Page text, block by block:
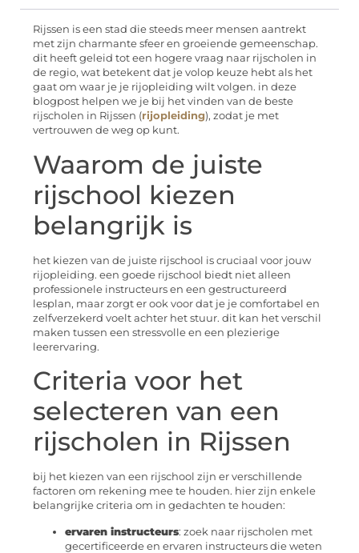
Rijssen is een stad die steeds meer mensen aantrekt
met zijn charmante sfeer en groeiende gemeenschap.
dit heeft geleid tot een hogere vraag naar rijscholen in
de regio, wat betekent dat je volop keuze hebt als het
gaat om waar je je rijopleiding wilt volgen. in deze
blogpost helpen we je bij het vinden van de beste
rijscholen in Rijssen (rijopleiding), zodat je met
vertrouwen de weg op kunt.
Waarom de juiste
rijschool kiezen
belangrijk is
het kiezen van de juiste rijschool is cruciaal voor jouw
rijopleiding. een goede rijschool biedt niet alleen
professionele instructeurs en een gestructureerd
lesplan, maar zorgt er ook voor dat je je comfortabel en
zelfverzekerd voelt achter het stuur. dit kan het verschil
maken tussen een stressvolle en een plezierige
leerervaring.
Criteria voor het
selecteren van een
rijscholen in Rijssen
bij het kiezen van een rijschool zijn er verschillende
factoren om rekening mee te houden. hier zijn enkele
belangrijke criteria om in gedachten te houden:
ervaren instructeurs: zoek naar rijscholen met
gecertificeerde en ervaren instructeurs die weten